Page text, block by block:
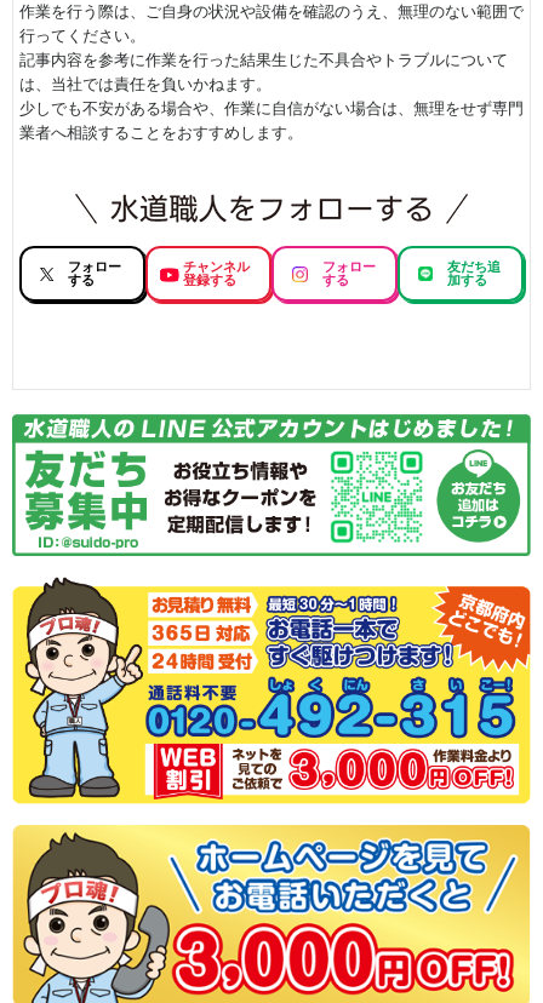
作業を行う際は、ご自身の状況や設備を確認のうえ、無理のない範囲で
行ってください。
記事内容を参考に作業を行った結果生じた不具合やトラブルについて
は、当社では責任を負いかねます。
少しでも不安がある場合や、作業に自信がない場合は、無理をせず専門
業者へ相談することをおすすめします。
フォロー
する
チャンネル
登録する
フォロー
する
友だち追
加する